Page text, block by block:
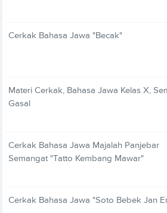
Cerkak Bahasa Jawa "Becak"
Materi Cerkak, Bahasa Jawa Kelas X,
Gasal
Cerkak Bahasa Jawa Majalah Panjebar
Semangat "Tatto Kembang Mawar"
Cerkak Bahasa Jawa "Soto Bebek Jan